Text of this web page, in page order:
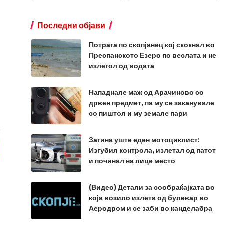
Последни објави
Потрага по скопјанец кој скокнал во
Преспанското Езеро по веслата и не
излегол од водата
Нападнале маж од Арачиново со
дрвен предмет, па му се заканувале
со пиштол и му земале пари
Загина уште еден мотоциклист:
Изгубил контрола, излетал од патот
и починал на лице место
(Видео) Детали за сообраќајката во
која возило излета од булевар во
Аеродром и се заби во канделабра